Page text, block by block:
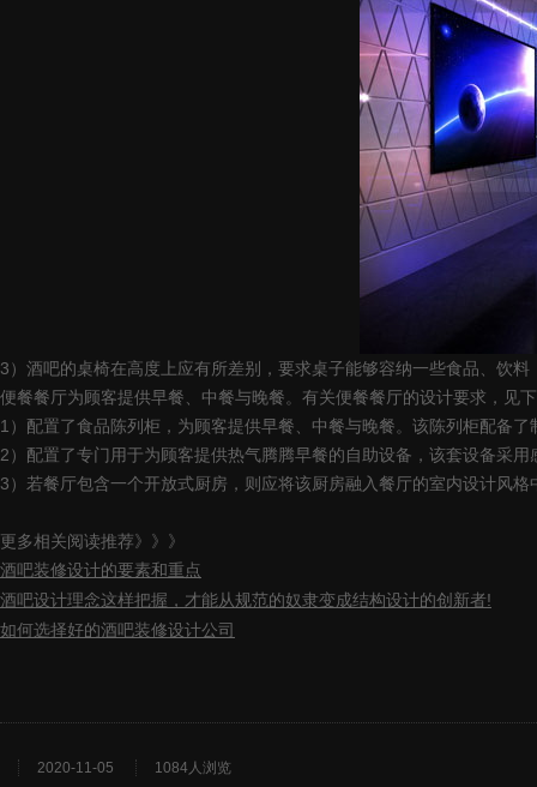
3）酒吧的桌椅在高度上应有所差别，要求桌子能够容纳一些食品、饮
便餐餐厅为顾客提供早餐、中餐与晚餐。有关便餐餐厅的设计要求，见
1 ）配置了食品陈列柜，为顾客提供早餐、中餐与晚餐。该陈列柜配备
2）配置了专门用于为顾客提供热气腾腾早餐的自助设备，该套设备采
3）若餐厅包含一个开放式厨房，则应将该厨房融入餐厅的室内设计风格
更多相关阅读推荐》》》
酒吧装修设计的要素和重点
酒吧设计理念这样把握，才能从规范的奴隶变成结构设计的创新者!
如何选择好的酒吧装修设计公司
2020-11-05 1084人浏览